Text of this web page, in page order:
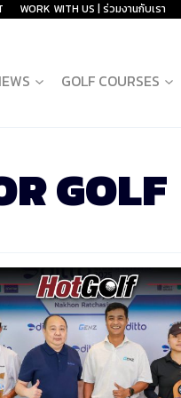
WORK WITH US | ร่วมงานกับเรา
GOLF COURSES
GOLF